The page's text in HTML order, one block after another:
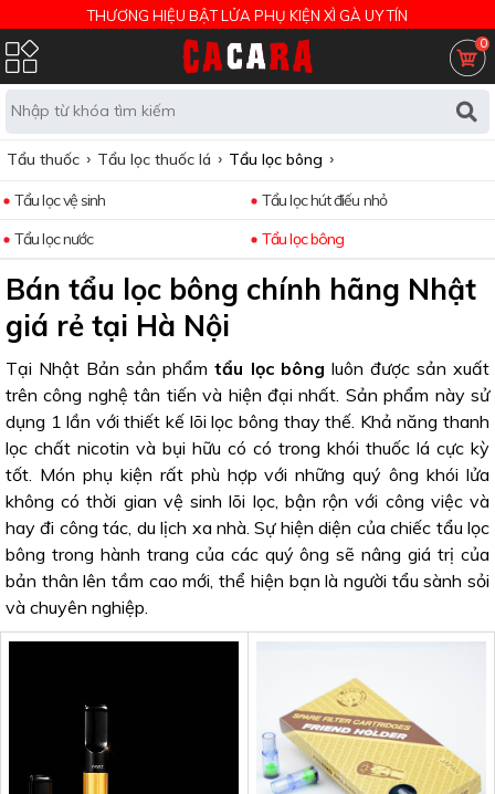
THƯƠNG HIỆU BẬT LỬA PHỤ KIỆN XÌ GÀ UY TÍN
0
Tẩu thuốc Tẩu lọc thuốc lá Tẩu lọc bông
Tẩu lọc vệ sinh
Tẩu lọc hút điếu nhỏ
Tẩu lọc nước
Tẩu lọc bông
Bán tẩu lọc bông chính hãng Nhật
giá rẻ tại Hà Nội
Tại Nhật Bản sản phẩmtẩu lọc bông luôn được sản xuất
trên công nghệ tân tiến và hiện đại nhất. Sản phẩm này sử
dụng 1 lần với thiết kế lõi lọc bông thay thế. Khả năng thanh
lọc chất nicotin và bụi hữu có có trong khói thuốc lá cực kỳ
tốt. Món phụ kiện rất phù hợp với những quý ông khói lửa
không có thời gian vệ sinh lõi lọc, bận rộn với công việc và
hay đi công tác, du lịch xa nhà. Sự hiện diện của chiếc tẩu lọc
bông trong hành trang của các quý ông sẽ nâng giá trị của
bản thân lên tầm cao mới, thể hiện bạn là người tẩu sành sỏi
và chuyên nghiệp.